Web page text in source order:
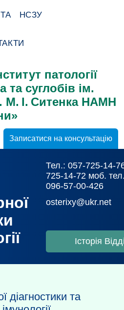
НСЗУ
патології
та суглобів ім.
М. І. Ситенка НАМН
Записатися на консультацію
Тел.: 057-725-14-
725-14-72 моб.
096-57-00-426
osterixy@ukr.net
Історія
діагностики та